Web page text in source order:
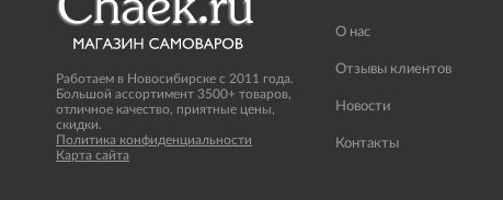
Работаем в Новосибирске с 2011 года.
Большой ассортимент 3500+ товаров,
отличное качество, приятные цены,
скидки.
Политика конфиденциальности
Карта сайта
О нас
Отзывы клиентов
Новости
Контакты